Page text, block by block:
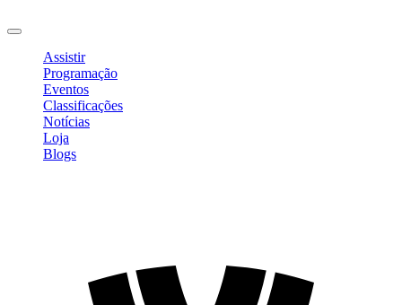
Assistir
Programação
Eventos
Classificações
Notícias
Loja
Blogs